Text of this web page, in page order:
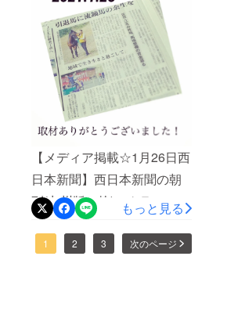
ます。」などなど、励みと
なる応援メッセージに助け
られながら、終盤まで乗り
越えることができました。
今回のクラウドファンディ
ングを終えて、改めてチャ
レンジすることの大切さ
や、紆余曲折ありながらも
12年間、CLUB RIOを続け
てきたことが、間違いでは
なかったんだと実感してい
「お馬ちゃんの命が少しで
も長く、生きれたら。救わ
れたらと思うので、応援し
ています。」「私にはでき
ないことだから、託しま
す。がんばってくださ
い。」毎回、その励ましの
言葉にジーンとしていま
す。本当に、ありがとうご
ざいます！クラウドファン
す！引き続き、どうぞよろ
した、あたたかい応援メッ
セージを読みながら、今日
はマックスの馬房で、一緒
に泣きました。マックスか
らは一言、「良太の目標
が、ひとりだけのモノでは
なくなったね！」と背中を
押されました。クラファン
を通じて、たくさんの方に
共感を頂いたことが、本当
に励みとなり、これから始
【メディア掲載☆1月26日西
日本新聞】西日本新聞の朝
刊(九州版の枠)にクラファン
の記事を掲載して頂きまし
た。
もっと見る
1 2 3 次のページ